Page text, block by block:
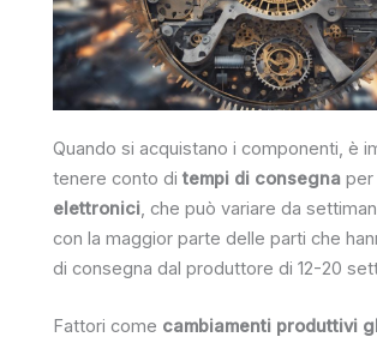
Quando si acquistano i componenti, è
tenere conto di tempi di consegna per
elettronici, che può variare da
con la maggior parte delle parti che
di consegna dal produttore di 12-20
Fattori come cambiamenti produttivi